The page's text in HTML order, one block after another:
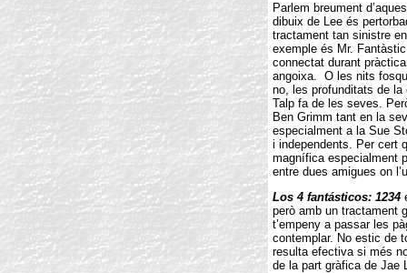
Parlem breument
dibuix de Lee és
tractament tan sinistre
exemple és Mr.
connectat durant
angoixa. O les nits
no, les profunditats de la
Talp fa de les seves.
Ben Grimm tant en la
especialment a la Sue
i independents. Per cert
magnífica especialment
entre dues amigues on
Los 4 fantásticos: 1234
però amb un tractament
t’empeny a passar les
contemplar. No estic de
resulta efectiva si més
de la part gràfica de Jae